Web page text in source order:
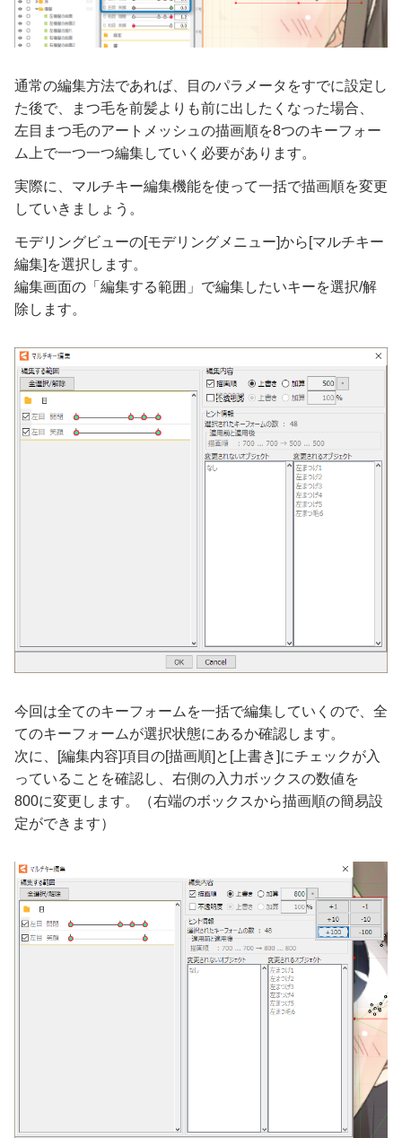
通常の編集方法であれば、目のパラメータをすでに設定し
た後で、まつ毛を前髪よりも前に出したくなった場合、
左目まつ毛のアートメッシュの描画順を8つのキーフォー
ム上で一つ一つ編集していく必要があります。
実際に、マルチキー編集機能を使って一括で描画順を変更
していきましょう。
モデリングビューの[モデリングメニュー]から[マルチキー
編集]を選択します。
編集画面の「編集する範囲」で編集したいキーを選択/解
除します。
今回は全てのキーフォームを一括で編集していくので、全
てのキーフォームが選択状態にあるか確認します。
次に、[編集内容]項目の[描画順]と[上書き]にチェックが入
っていることを確認し、右側の入力ボックスの数値を
800に変更します。（右端のボックスから描画順の簡易設
定ができます）